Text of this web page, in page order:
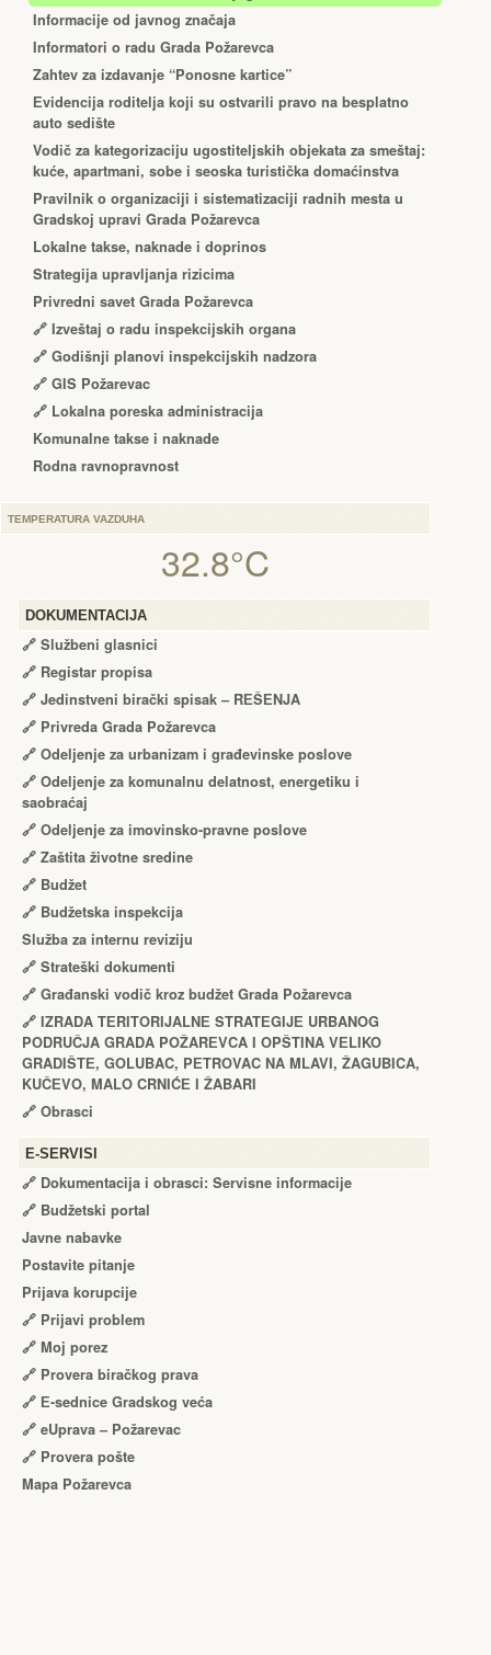
Informacije od javnog značaja
Informatori o radu Grada Požarevca
Zahtev za izdavanje “Ponosne kartice”
Еvidencija roditelja koji su ostvarili pravo na besplatno
auto sedište
Vodič za kategorizaciju ugostiteljskih objekata za smeštaj:
kuće, apartmani, sobe i seoska turistička domaćinstva
Pravilnik o organizaciji i sistematizaciji radnih mesta u
Gradskoj upravi Grada Požarevca
Lokalne takse, naknade i doprinos
Strategija upravljanja rizicima
Privredni savet Grada Požarevca
🔗 Izveštaj o radu inspekcijskih organa
🔗 Godišnji planovi inspekcijskih nadzora
🔗 GIS Požarevac
🔗 Lokalna poreska administracija
Komunalne takse i naknade
Rodna ravnopravnost
TEMPERATURA VAZDUHA
32.8°C
DOKUMENTACIJA
🔗 Službeni glasnici
🔗 Registar propisa
🔗 Jedinstveni birački spisak – RЕŠЕNJA
🔗 Privreda Grada Požarevca
🔗 Odeljenje za urbanizam i građevinske poslove
🔗 Odeljenje za komunalnu delatnost, energetiku i
saobraćaj
🔗 Odeljenje za imovinsko-pravne poslove
🔗 Zaštita životne sredine
🔗 Budžet
🔗 Budžetska inspekcija
Služba za internu reviziju
🔗 Strateški dokumenti
🔗 Građanski vodič kroz budžet Grada Požarevca
🔗 IZRADA TЕRITORIJALNЕ STRATЕGIJЕ URBANOG
PODRUČJA GRADA POŽARЕVCA I OPŠTINA VЕLIKO
GRADIŠTЕ, GOLUBAC, PЕTROVAC NA MLAVI, ŽAGUBICA,
KUČЕVO, MALO CRNIĆЕ I ŽABARI
🔗 Obrasci
Е-SERVISI
🔗 Dokumentacija i obrasci: Servisne informacije
🔗 Budžetski portal
Javne nabavke
Postavite pitanje
Prijava korupcije
🔗 Prijavi problem
🔗 Moj porez
🔗 Provera biračkog prava
🔗 Е-sednice Gradskog veća
🔗 eUprava – Požarevac
🔗 Provera pošte
Mapa Požarevca